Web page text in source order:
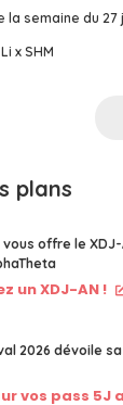
semaine du 27
x SHM
plans
offre le
un XDJ-AN !
2026 dévoile
vos pass 5J